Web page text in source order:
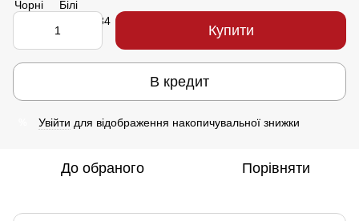
Купити
В кредит
Увійти для відображення накопичувальної знижки
До обраного Порівняти